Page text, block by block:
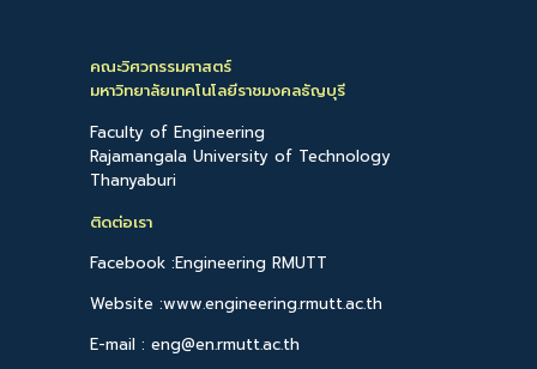
คณะวิศวกรรมศาสตร์
มหาวิทยาลัยเทคโนโลยีราชมงคลธัญบุรี
Faculty of Engineering
Rajamangala University of Technology
Thanyaburi
ติดต่อเรา
Facebook :Engineering RMUTT
Website :www.engineering.rmutt.ac.th
E-mail : eng@en.rmutt.ac.th